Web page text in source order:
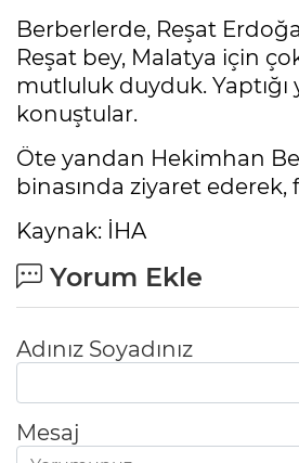
Berberlerde, Reşat
Reşat bey, Malatya için
mutluluk duyduk.
konuştular.
Öte yandan Hekimhan
binasında ziyaret
Kaynak: İHA
Yorum Ekle
Adınız Soyadınız
Mesaj